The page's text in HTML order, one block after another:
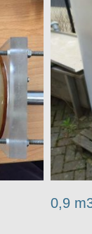
0,9